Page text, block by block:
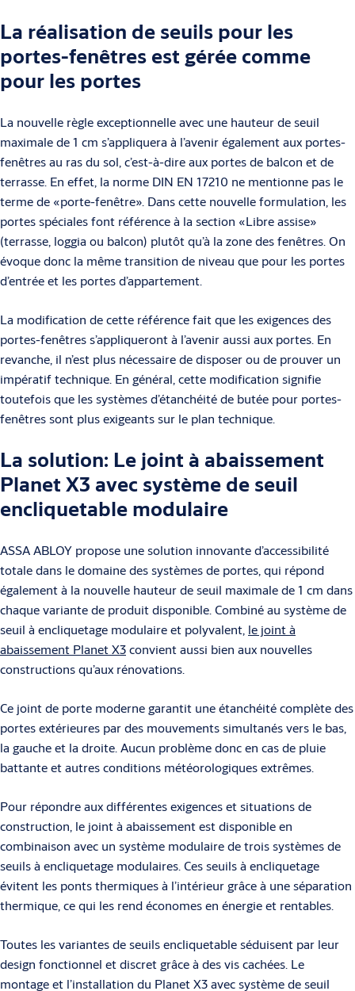
La réalisation de seuils pour les
portes-fenêtres est gérée comme
pour les portes
La nouvelle règle exceptionnelle avec une hauteur de seuil
maximale de 1 cm s’appliquera à l’avenir également aux portes-
fenêtres au ras du sol, c’est-à-dire aux portes de balcon et de
terrasse. En effet, la norme DIN EN 17210 ne mentionne pas le
terme de «porte-fenêtre». Dans cette nouvelle formulation, les
portes spéciales font référence à la section «Libre assise»
(terrasse, loggia ou balcon) plutôt qu’à la zone des fenêtres. On
évoque donc la même transition de niveau que pour les portes
d’entrée et les portes d’appartement.
La modification de cette référence fait que les exigences des
portes-fenêtres s’appliqueront à l’avenir aussi aux portes. En
revanche, il n’est plus nécessaire de disposer ou de prouver un
impératif technique. En général, cette modification signifie
toutefois que les systèmes d’étanchéité de butée pour portes-
fenêtres sont plus exigeants sur le plan technique.
La solution: Le joint à abaissement
Planet X3 avec système de seuil
encliquetable modulaire
ASSA ABLOY propose une solution innovante d’accessibilité
totale dans le domaine des systèmes de portes, qui répond
également à la nouvelle hauteur de seuil maximale de 1 cm dans
chaque variante de produit disponible. Combiné au système de
seuil à encliquetage modulaire et polyvalent, le joint à
abaissement Planet X3convient aussi bien aux nouvelles
constructions qu’aux rénovations.
Ce joint de porte moderne garantit une étanchéité complète des
portes extérieures par des mouvements simultanés vers le bas,
la gauche et la droite. Aucun problème donc en cas de pluie
battante et autres conditions météorologiques extrêmes.
Pour répondre aux différentes exigences et situations de
construction, le joint à abaissement est disponible en
combinaison avec un système modulaire de trois systèmes de
seuils à encliquetage modulaires. Ces seuils à encliquetage
évitent les ponts thermiques à l’intérieur grâce à une séparation
thermique, ce qui les rend économes en énergie et rentables.
Toutes les variantes de seuils encliquetable séduisent par leur
design fonctionnel et discret grâce à des vis cachées. Le
montage et l’installation du Planet X3 avec système de seuil